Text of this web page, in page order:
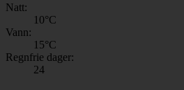
Natt:
10°C
Vann:
15°C
Regnfrie dager:
24